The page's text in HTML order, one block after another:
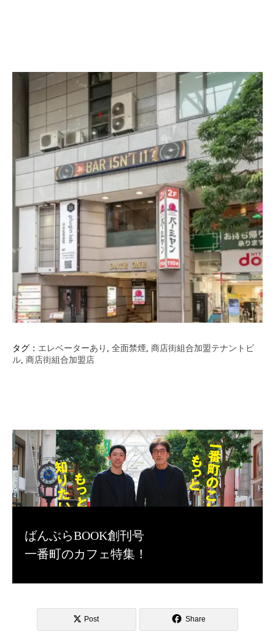
タグ： エレベーターあり 全面禁煙 商店街組合加盟テナントビ
ル 商店街組合加盟店
ばんぶらBOOK創刊号
一番町のカフェ特集！
Post Share